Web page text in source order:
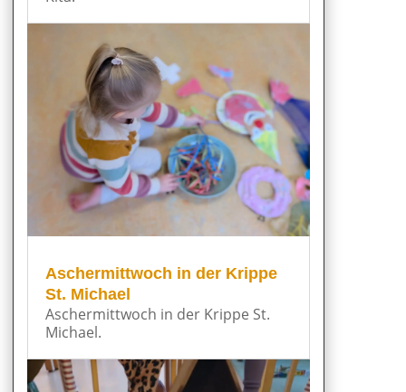
Aschermittwoch in der Krippe
St. Michael
Aschermittwoch in der Krippe St.
Michael.